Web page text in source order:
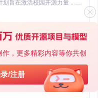
，更多精彩内容等你共创
/注册
「源启盛夏」暑期校园开发者成长计划旨在激活校园开源力量，通过积分激励、认证扶持、资源倾斜等形式，引导高校组织和开发者完成「入驻 — 建项目 — 做贡献 — 获认证 — 得资源」的完整闭环。无论你是想带领社团入驻平台的组织者，还是希望用代码贡献证明自己的开发者，都能在这里找到属于你的成长路径。
免费、本地、开源的 24/7 全天候 Cowork 应用，以及适用于 Gemini CLI、Claude Code、Codex、OpenCode、Qwen Code、Goose CLI、Auggie 等的 OpenClaw | 🌟 喜欢就点star吧